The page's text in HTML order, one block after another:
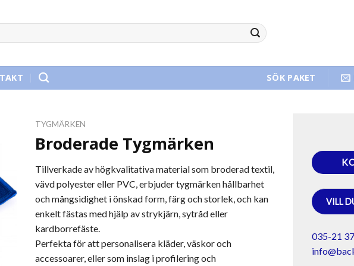
SÖK PAKET
TYGMÄRKEN
Broderade Tygmärken
Tillverkade av högkvalitativa material som broderad textil,
vävd polyester eller PVC, erbjuder tygmärken hållbarhet
och mångsidighet i önskad form, färg och storlek, och kan
enkelt fästas med hjälp av strykjärn, sytråd eller
kardborrefäste.
Perfekta för att personalisera kläder, väskor och
accessoarer, eller som inslag i profilering och
VILL
035-21